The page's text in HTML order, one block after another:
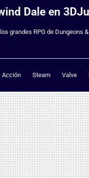
Dale en
grandes RPG de Dungeons
Acción Steam Valve